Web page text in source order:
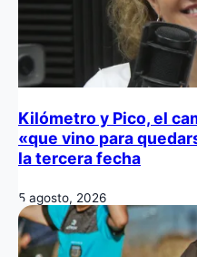
Kilómetro y Pico, el
«que vino para
la tercera fecha
5 agosto, 2026